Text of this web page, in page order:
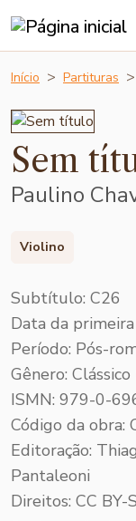
Início Partituras
Sem
Paulino
Violino
Subtítulo: C26
Data da
Período: Pós-
Gênero:
ISMN: 979-0-
Código da obra:
Editoração:
Pantaleoni
Direitos: CC BY-